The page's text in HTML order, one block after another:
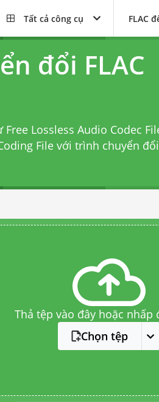
Tất cả công cụ FLAC
đổi FLAC
Lossless Audio Codec
File với trình chuyển đổi
Thả tệp vào đây hoặc nhấp
Chọn tệp